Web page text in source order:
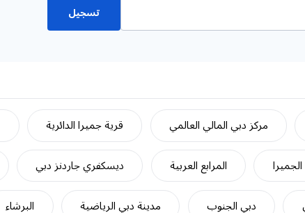
تسجيل
مركز دبي المالي العالمي قرية جميرا الدائرية
المرابع العربية ديسكفري جاردنز دبي
دبي الجنوب مدينة دبي الرياضية البرشاء